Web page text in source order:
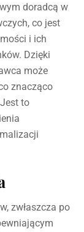
doradcą w
co jest
i ich
Dzięki
może
znacząco
to
zwłaszcza po